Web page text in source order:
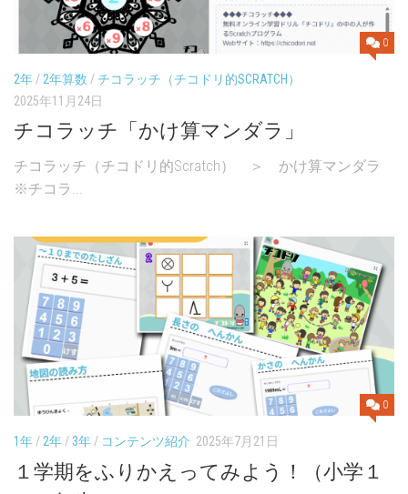
0
2年/2年算数 /チコラッチ（チコドリ的SCRATCH）
2025年11月24日
チコラッチ「かけ算マンダラ」
チコラッチ（チコドリ的Scratch） ＞ かけ算マンダラ
※チコラ...
0
1年/2年/ 3年/ コンテンツ紹介 2025年7月21日
１学期をふりかえってみよう！（小学１